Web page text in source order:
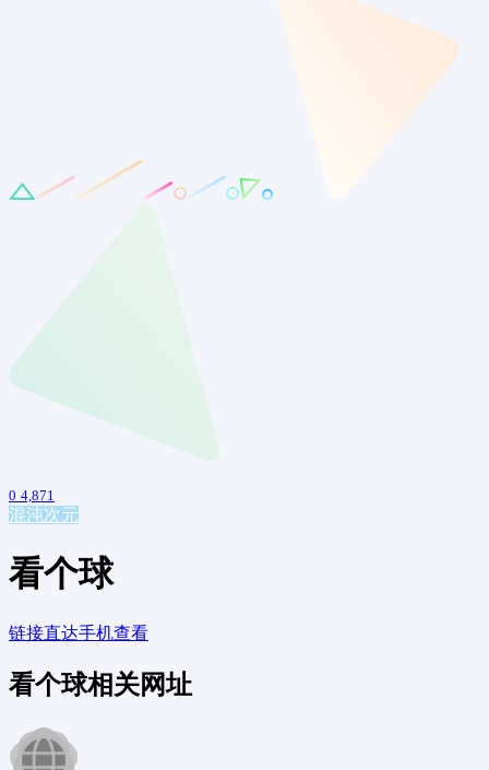
0 4,871
混沌次元
看个球
链接直达手机查看
看个球相关网址